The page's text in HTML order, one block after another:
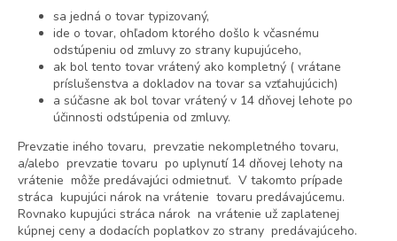
sa jedná o tovar typizovaný,
ide o tovar, ohľadom ktorého došlo k včasnému
odstúpeniu od zmluvy zo strany kupujúceho,
ak bol tento tovar vrátený ako kompletný ( vrátane
príslušenstva a dokladov na tovar sa vzťahujúcich)
a súčasne ak bol tovar vrátený v 14 dňovej lehote po
účinnosti odstúpenia od zmluvy.
Prevzatie iného tovaru, prevzatie nekompletného tovaru,
a/alebo prevzatie tovaru po uplynutí 14 dňovej lehoty na
vrátenie môže predávajúci odmietnuť. V takomto prípade
stráca kupujúci nárok na vrátenie tovaru predávajúcemu.
Rovnako kupujúci stráca nárok na vrátenie už zaplatenej
kúpnej ceny a dodacích poplatkov zo strany predávajúceho.